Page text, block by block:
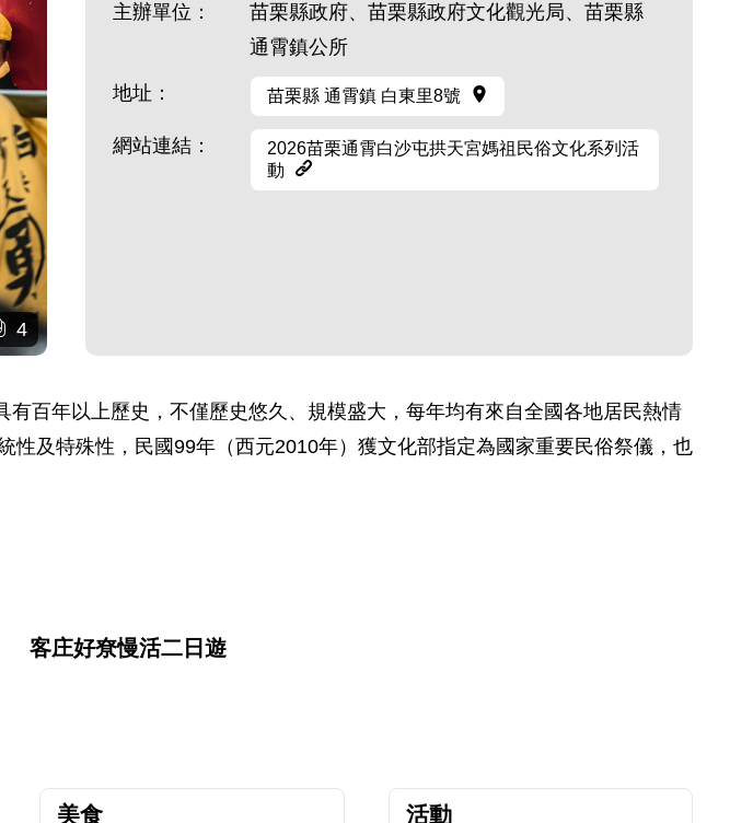
4
主辦單位：
苗栗縣政府、苗栗縣政府文化觀光局、苗栗縣
通霄鎮公所
地址： 苗栗縣 通霄鎮 白東里8號
網站連結：
2026苗栗通霄白沙屯拱天宮媽祖民俗文化系列活
動
百年以上歷史，不僅歷史悠久、規模盛大，每年均有來自全國各地居民熱情
及特殊性，民國99年（西元2010年）獲文化部指定為國家重要民俗祭儀，也
客庄好尞慢活二日遊
美食 活動